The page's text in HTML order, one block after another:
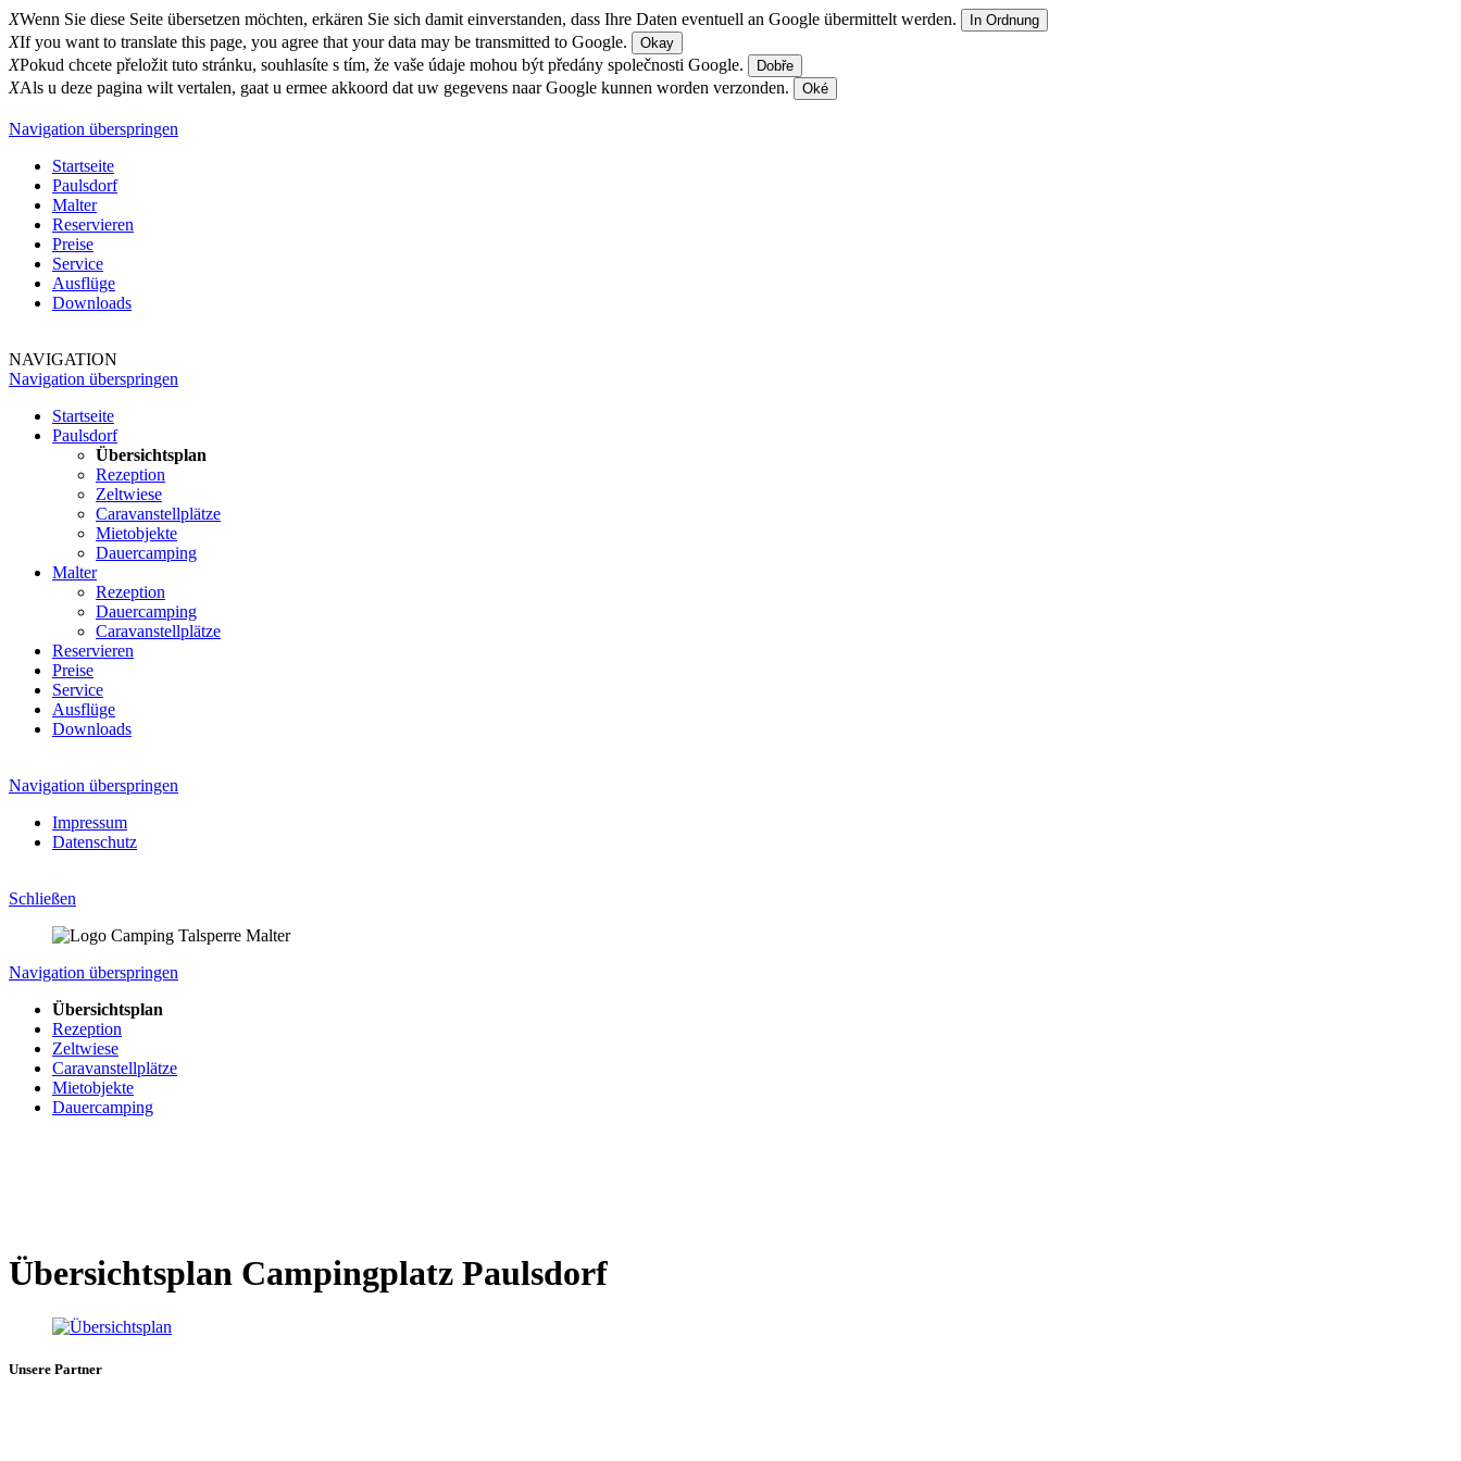
XWenn Sie diese Seite übersetzen möchten, erkären Sie sich damit einverstanden, dass Ihre Daten eventuell an Google übermittelt werden. In Ordnung
XIf you want to translate this page, you agree that your data may be transmitted to Google. Okay
XPokud chcete přeložit tuto stránku, souhlasíte s tím, že vaše údaje mohou být předány společnosti Google. Dobře
XAls u deze pagina wilt vertalen, gaat u ermee akkoord dat uw gegevens naar Google kunnen worden verzonden. Oké
Navigation überspringen
Startseite
Paulsdorf
Malter
Reservieren
Preise
Service
Ausflüge
Downloads
NAVIGATION
Navigation überspringen
Startseite
Paulsdorf
Übersichtsplan
Rezeption
Zeltwiese
Caravanstellplätze
Mietobjekte
Dauercamping
Malter
Rezeption
Dauercamping
Caravanstellplätze
Reservieren
Preise
Service
Ausflüge
Downloads
Navigation überspringen
Impressum
Datenschutz
Schließen
Navigation überspringen
Übersichtsplan
Rezeption
Zeltwiese
Caravanstellplätze
Mietobjekte
Dauercamping
Übersichtsplan Campingplatz Paulsdorf
Unsere Partner